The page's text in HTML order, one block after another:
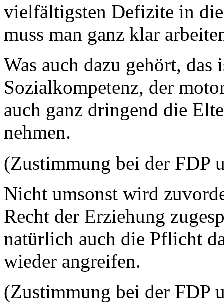
vielfältigsten Defizite in
muss man ganz klar
Was auch dazu gehört, das
Sozialkompetenz, der
auch ganz dringend die
nehmen.
(Zustimmung bei der FDP
Nicht umsonst wird
Recht der Erziehung
natürlich auch die Pflicht
wieder angreifen.
(Zustimmung bei der FDP